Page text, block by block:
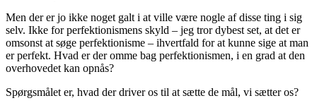
Men der er jo ikke noget galt i at ville være nogle af disse ting i sig
selv. Ikke for perfektionismens skyld – jeg tror dybest set, at det er
omsonst at søge perfektionisme – ihvertfald for at kunne sige at man
er perfekt. Hvad er der omme bag perfektionismen, i en grad at den
overhovedet kan opnås?
Spørgsmålet er, hvad der driver os til at sætte de mål, vi sætter os?